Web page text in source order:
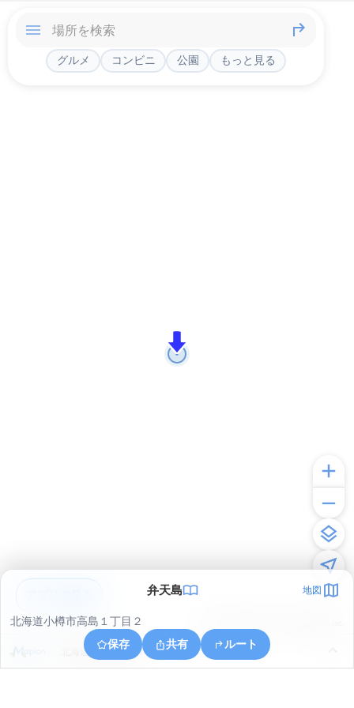
グルメ コンビニ 公園 もっと見る
弁天島 地図
北海道小樽市高島１丁目２
保存
共有 ルート
北海道小樽市築港７